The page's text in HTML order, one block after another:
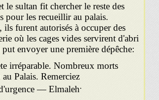
le sultan fit chercher le reste des
pour les recueillir au palais.
furent autorisés à occuper des
où les cages vides servirent d'abri
envoyer une première dépêche:
irréparable. Nombreux morts
Palais. Remerciez
— Elmaleh.